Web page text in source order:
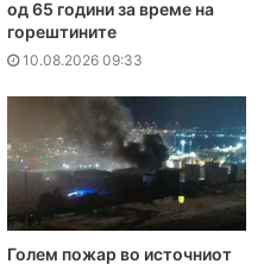
од 65 години за време на
горештините
10.08.2026 09:33
Голем пожар во источниот